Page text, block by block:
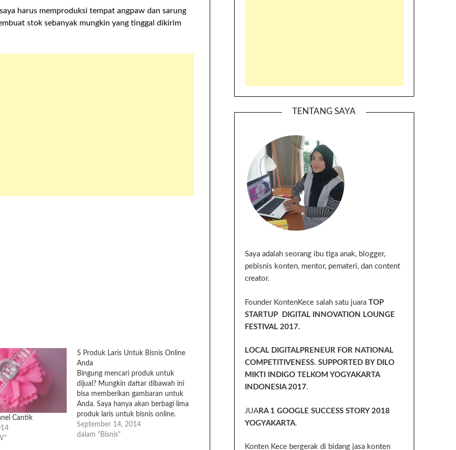
harus memproduksi tempat angpaw dan sarung
stok sebanyak mungkin yang tinggal dikirim
Cantik
5 Produk Laris Untuk Bisnis Online
Anda
Bingung mencari produk untuk
dijual? Mungkin daftar dibawah ini
bisa memberikan gambaran untuk
Anda. Saya hanya akan berbagi lima
produk laris untuk bisnis online.
Selebihnya bisa Anda tambahkan
sendiri :). Lima produk laris tersebut
September 14, 2014
dalam "Bisnis"
TENTANG SAYA
Saya adalah seorang ibu tiga anak, blogger,
pebisnis konten, mentor, pemateri, dan content
creator.
Founder KontenKece salah satu juara TOP
STARTUP DIGITAL INNOVATION LOUNGE
FESTIVAL 2017.
LOCAL DIGITALPRENEUR FOR NATIONAL
COMPETITIVENESS. SUPPORTED BY DILO
MIKTI INDIGO TELKOM YOGYAKARTA
INDONESIA 2017.
JUARA 1 GOOGLE SUCCESS STORY 2018
YOGYAKARTA.
Konten Kece bergerak di bidang jasa konten